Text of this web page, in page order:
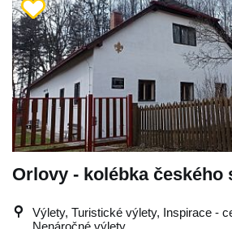
Orlovy - kolébka českého
Výlety, Turistické výlety, Inspirace -
Nenáročné výlety